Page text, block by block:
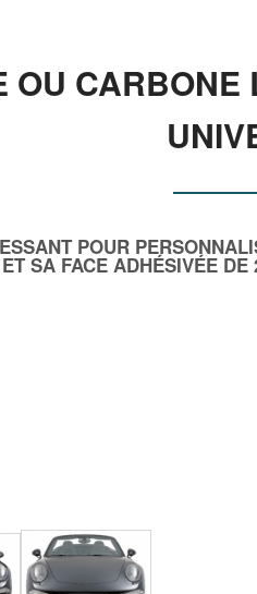
OU
POUR
SA FACE ADHÉSIVÉE